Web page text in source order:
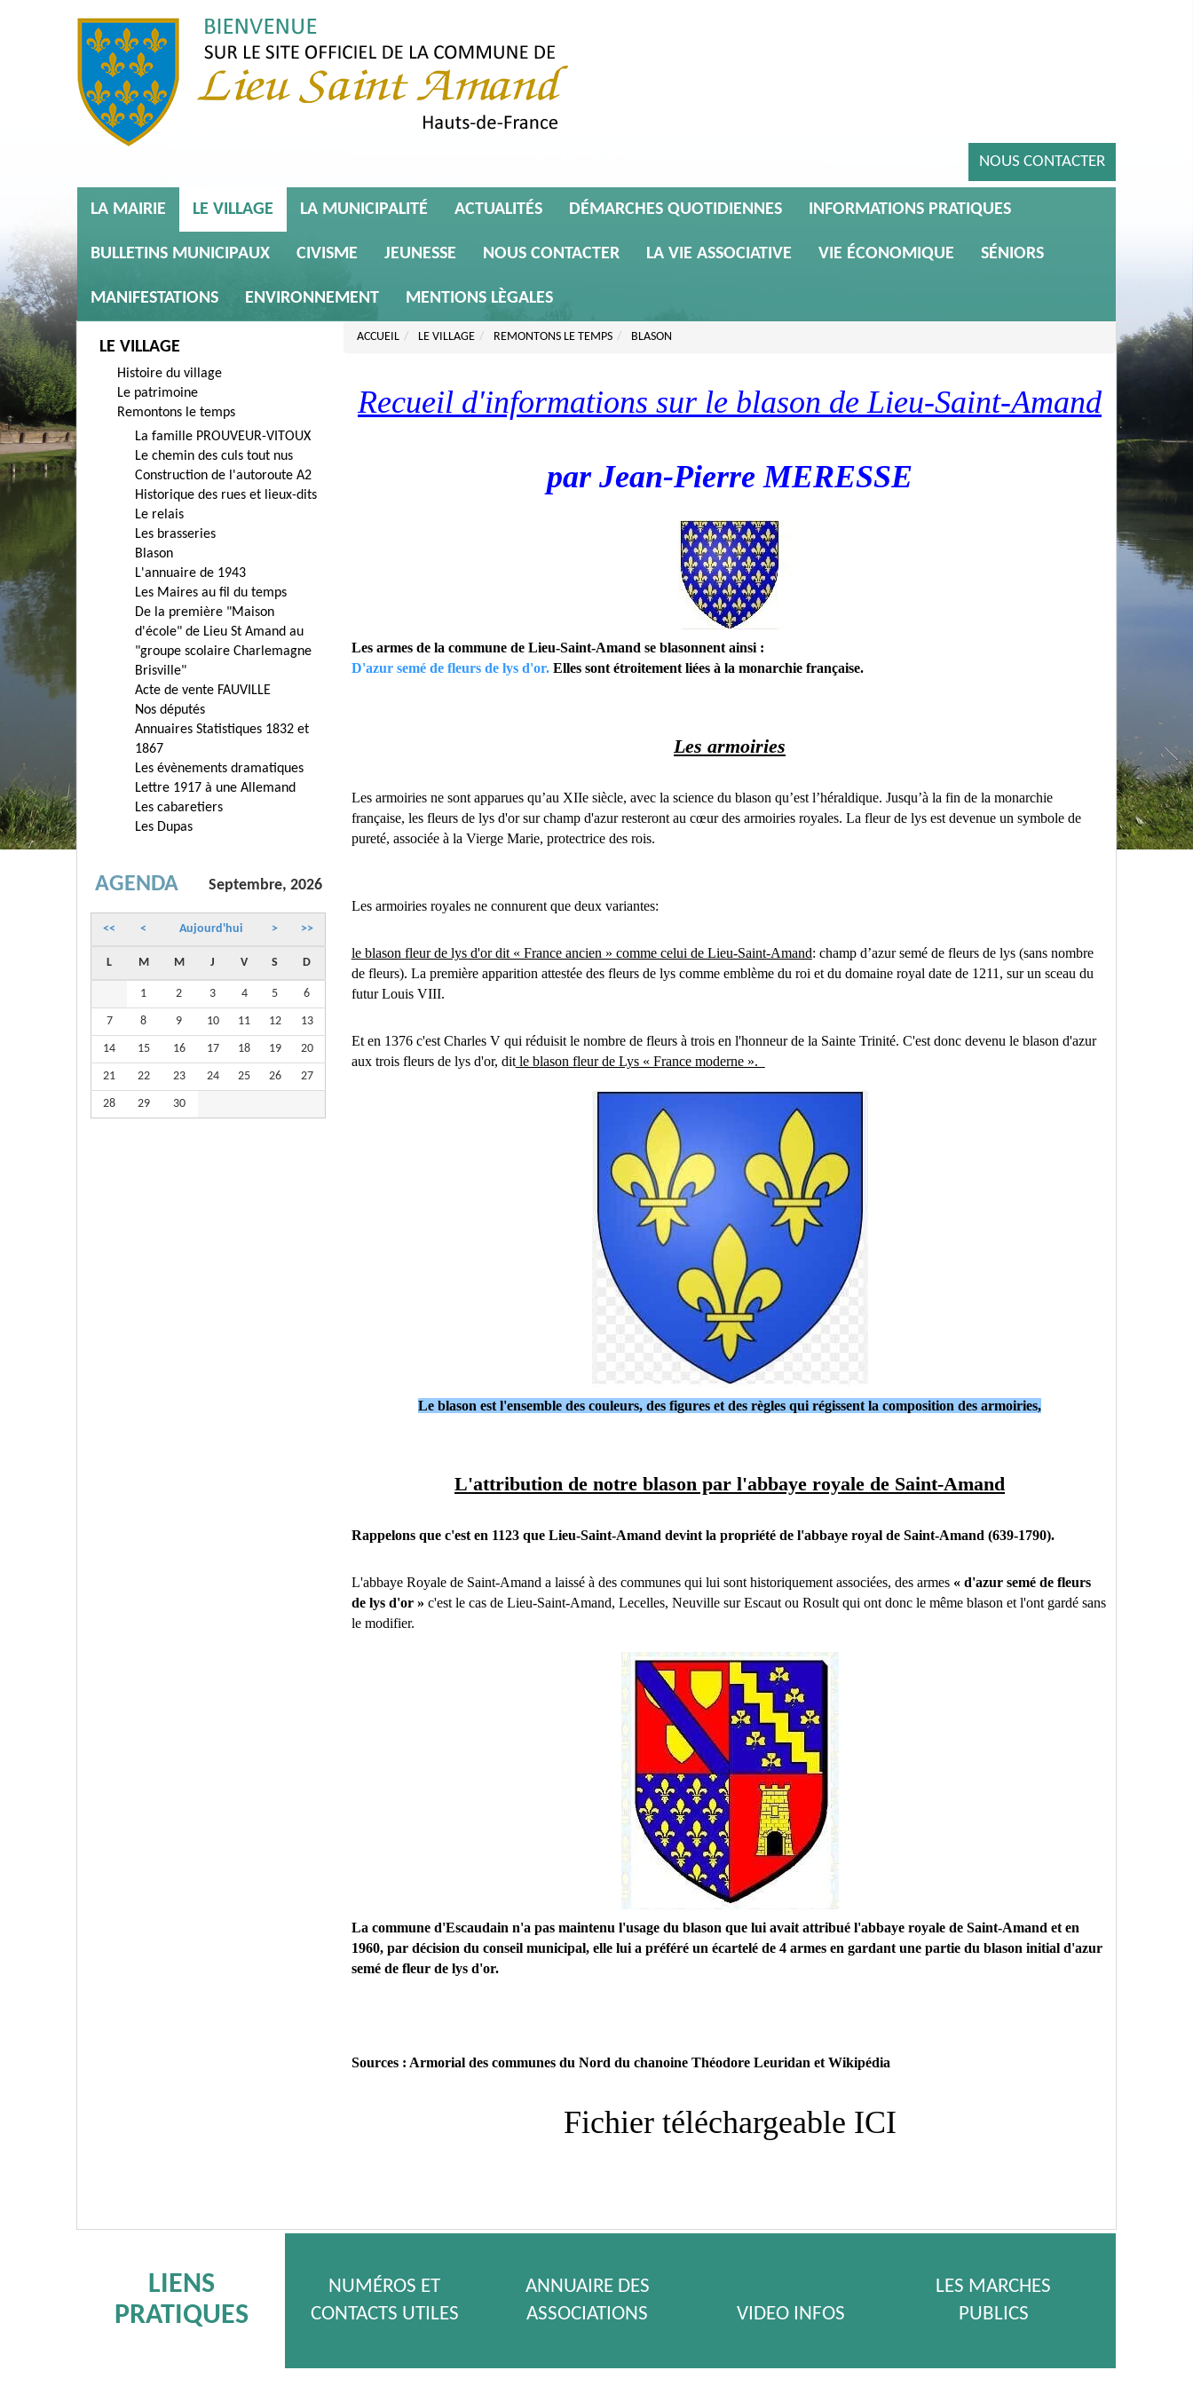
NOUS CONTACTER
LA MAIRIE LE VILLAGE LA MUNICIPALITÉ ACTUALITÉS DÉMARCHES QUOTIDIENNES INFORMATIONS PRATIQUES
BULLETINS MUNICIPAUX CIVISME JEUNESSE NOUS CONTACTER LA VIE ASSOCIATIVE VIE ÉCONOMIQUE SÉNIORS
MANIFESTATIONS ENVIRONNEMENT MENTIONS LÈGALES
LE VILLAGE
Histoire du village
Le patrimoine
Remontons le temps
La famille PROUVEUR-VITOUX
Le chemin des culs tout nus
Construction de l'autoroute A2
Historique des rues et lieux-dits
Le relais
Les brasseries
Blason
L'annuaire de 1943
Les Maires au fil du temps
De la première "Maison
d'école" de Lieu St Amand au
"groupe scolaire Charlemagne
Brisville"
Acte de vente FAUVILLE
Nos députés
Annuaires Statistiques 1832 et
1867
Les évènements dramatiques
Lettre 1917 à une Allemand
Les cabaretiers
Les Dupas
AGENDA Septembre, 2026
<< < Aujourd'hui > >>
L M M J V S D
1 2 3 4 5 6
7 8 9 10 11 12 13
14 15 16 17 18 19 20
21 22 23 24 25 26 27
28 29 30
ACCUEIL LE VILLAGE REMONTONS LE TEMPS BLASON
Recueil d'informations sur le blason de Lieu-Saint-Amand
par Jean-Pierre MERESSE
Les armes de la commune de Lieu-Saint-Amand se blasonnent ainsi :
D'azur semé de fleurs de lys d'or.Elles sont étroitement liées à la monarchie française.
Les armoiries
Les armoiries ne sont apparues qu’au XIIe siècle, avec la science du blason qu’est l’héraldique. Jusqu’à la fin de la monarchie
française, les fleurs de lys d'or sur champ d'azur resteront au cœur des armoiries royales. La fleur de lys est devenue un symbole de
pureté, associée à la Vierge Marie, protectrice des rois.
Les armoiries royales ne connurent que deux variantes:
le blason fleur de lys d'or dit « France ancien » comme celui de Lieu-Saint-Amand: champ d’azur semé de fleurs de lys (sans nombre
de fleurs). La première apparition attestée des fleurs de lys comme emblème du roi et du domaine royal date de 1211, sur un sceau du
futur Louis VIII.
Et en 1376 c'est Charles V qui réduisit le nombre de fleurs à trois en l'honneur de la Sainte Trinité. C'est donc devenu le blason d'azur
aux trois fleurs de lys d'or, ditle blason fleur de Lys « France moderne ».
Le blason est l'ensemble des couleurs, des figures et des règles qui régissent la composition des armoiries,
L'attribution de notre blason par l'abbaye royale de Saint-Amand
Rappelons que c'est en 1123 que Lieu-Saint-Amand devint la propriété de l'abbaye royal de Saint-Amand (639-1790).
L'abbaye Royale de Saint-Amand a laissé à des communes qui lui sont historiquement associées, des armes« d'azur semé de fleurs
de lys d'or » c'est le cas de Lieu-Saint-Amand, Lecelles, Neuville sur Escaut ou Rosult qui ont donc le même blason et l'ont gardé sans
le modifier.
La commune d'Escaudain n'a pas maintenu l'usage du blason que lui avait attribué l'abbaye royale de Saint-Amand et en
1960, par décision du conseil municipal, elle lui a préféré un écartelé de 4 armes en gardant une partie du blason initial d'azur
semé de fleur de lys d'or.
Sources : Armorial des communes du Nord du chanoine Théodore Leuridan et Wikipédia
Fichier téléchargeable ICI
LIENS
PRATIQUES
NUMÉROS ET
CONTACTS UTILES
ANNUAIRE DES
ASSOCIATIONS
VIDEO INFOS
LES MARCHES
PUBLICS